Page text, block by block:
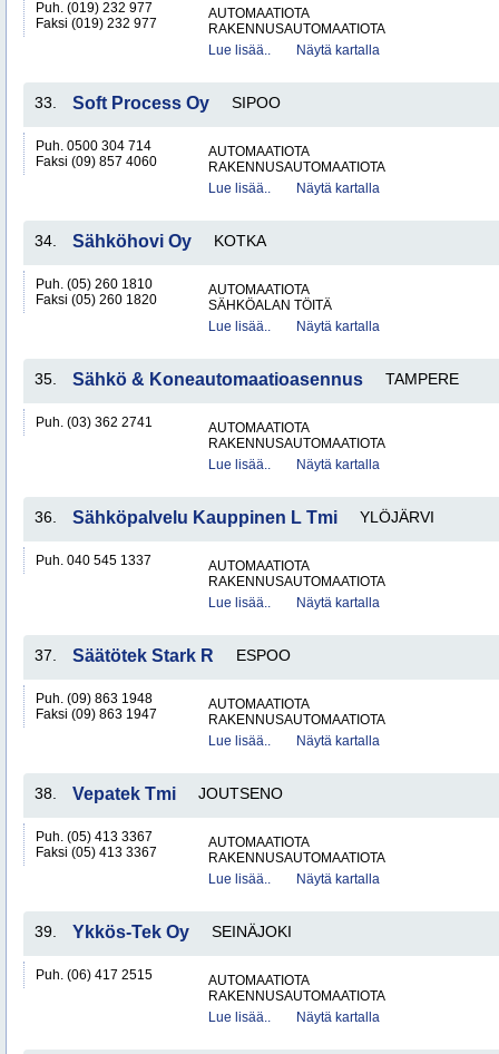
Puh. (019) 232 977
Faksi (019) 232 977
AUTOMAATIOTA
RAKENNUSAUTOMAATIOTA
Lue lisää..
Näytä kartalla
33. Soft Process Oy SIPOO
Puh. 0500 304 714
Faksi (09) 857 4060
AUTOMAATIOTA
RAKENNUSAUTOMAATIOTA
Lue lisää..
Näytä kartalla
34. Sähköhovi Oy KOTKA
Puh. (05) 260 1810
Faksi (05) 260 1820
AUTOMAATIOTA
SÄHKÖALAN TÖITÄ
Lue lisää..
Näytä kartalla
35. Sähkö & Koneautomaatioasennus TAMPERE
Puh. (03) 362 2741
AUTOMAATIOTA
RAKENNUSAUTOMAATIOTA
Lue lisää..
Näytä kartalla
36. Sähköpalvelu Kauppinen L Tmi YLÖJÄRVI
Puh. 040 545 1337
AUTOMAATIOTA
RAKENNUSAUTOMAATIOTA
Lue lisää..
Näytä kartalla
37. Säätötek Stark R ESPOO
Puh. (09) 863 1948
Faksi (09) 863 1947
AUTOMAATIOTA
RAKENNUSAUTOMAATIOTA
Lue lisää..
Näytä kartalla
38. Vepatek Tmi JOUTSENO
Puh. (05) 413 3367
Faksi (05) 413 3367
AUTOMAATIOTA
RAKENNUSAUTOMAATIOTA
Lue lisää..
Näytä kartalla
39. Ykkös-Tek Oy SEINÄJOKI
Puh. (06) 417 2515
AUTOMAATIOTA
RAKENNUSAUTOMAATIOTA
Lue lisää..
Näytä kartalla